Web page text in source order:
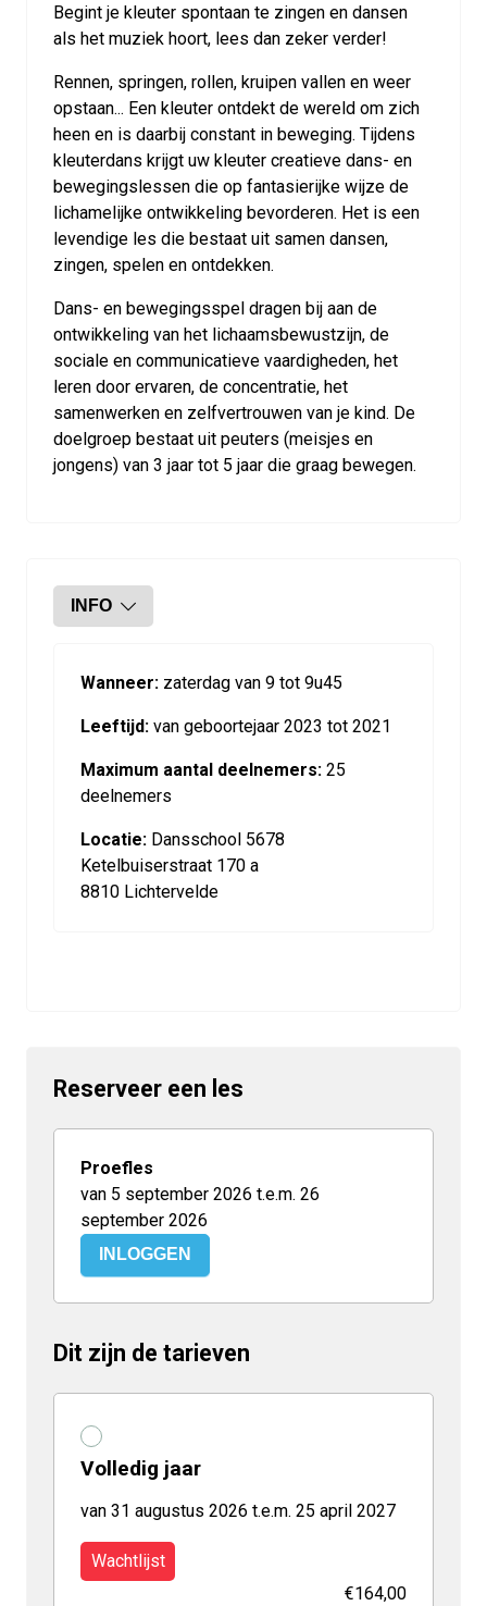
Begint je kleuter spontaan te zingen en dansen
als het muziek hoort, lees dan zeker verder!
Rennen, springen, rollen, kruipen vallen en weer
opstaan... Een kleuter ontdekt de wereld om zich
heen en is daarbij constant in beweging. Tijdens
kleuterdans krijgt uw kleuter creatieve dans- en
bewegingslessen die op fantasierijke wijze de
lichamelijke ontwikkeling bevorderen. Het is een
levendige les die bestaat uit samen dansen,
zingen, spelen en ontdekken.
Dans- en bewegingsspel dragen bij aan de
ontwikkeling van het lichaamsbewustzijn, de
sociale en communicatieve vaardigheden, het
leren door ervaren, de concentratie, het
samenwerken en zelfvertrouwen van je kind. De
doelgroep bestaat uit peuters (meisjes en
jongens) van 3 jaar tot 5 jaar die graag bewegen.
INFO
Wanneer: zaterdag van 9 tot 9u45
Leeftijd: van geboortejaar 2023 tot 2021
Maximum aantal deelnemers: 25
deelnemers
Locatie: Dansschool 5678
Ketelbuiserstraat 170 a
8810 Lichtervelde
Reserveer een les
Proefles
van 5 september 2026 t.e.m. 26
september 2026
INLOGGEN
Dit zijn de tarieven
Volledig jaar
van 31 augustus 2026 t.e.m. 25 april 2027
Wachtlijst
€164,00